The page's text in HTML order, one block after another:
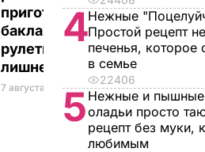
приготовить нежные
баклажанные
рулетики без
лишнего жира
7 августа, 20.17БУЛЬВАР
его
7
4Нежные
Простой рецепт
печенья,
в семье
22406
5 Нежные и пышные
оладьи просто
рецепт без муки,
любимым